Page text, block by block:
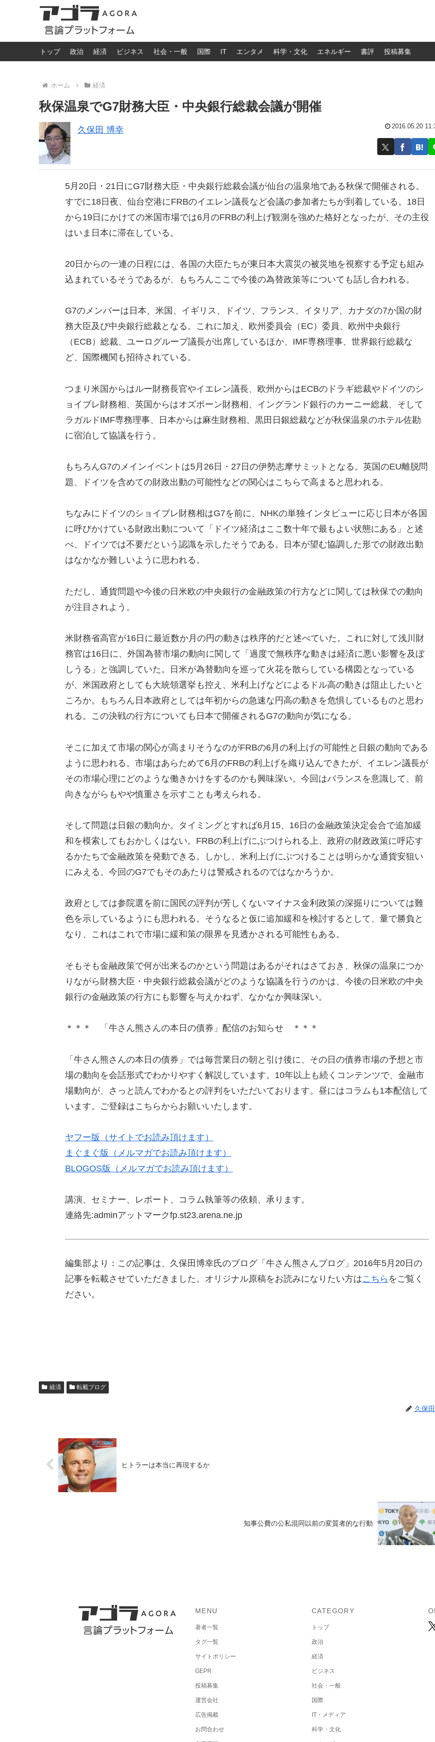
トップ 政治 経済 ビジネス 社会・一般 国際 IT エンタメ 科学・文化 エネルギー 書評 投稿募集
ホーム 経済
秋保温泉でG7財務大臣・中央銀行総裁会議が開催
久保田 博幸 2016.05.20
5月20日・21日にG7財務大臣・中央銀行総裁会議が仙台の温泉地である秋保で開催される。
すでに18日夜、仙台空港にFRBのイエレン議長など会議の参加者たちが到着している。18日
から19日にかけての米国市場では6月のFRBの利上げ観測を強めた格好となったが、その主役
はいま日本に滞在している。
20日からの一連の日程には、各国の大臣たちが東日本大震災の被災地を視察する予定も組み
込まれているそうであるが、もちろんここで今後の為替政策等についても話し合われる。
G7のメンバーは日本、米国、イギリス、ドイツ、フランス、イタリア、カナダの7か国の財
務大臣及び中央銀行総裁となる。これに加え、欧州委員会（EC）委員、欧州中央銀行
（ECB）総裁、ユーログループ議長が出席しているほか、IMF専務理事、世界銀行総裁な
ど、国際機関も招待されている。
つまり米国からはルー財務長官やイエレン議長、欧州からはECBのドラギ総裁やドイツのシ
ョイブレ財務相、英国からはオズボーン財務相、イングランド銀行のカーニー総裁、そして
ラガルドIMF専務理事、日本からは麻生財務相、黒田日銀総裁などが秋保温泉のホテル佐勘
に宿泊して協議を行う。
もちろんG7のメインイベントは5月26日・27日の伊勢志摩サミットとなる。英国のEU離脱問
題、ドイツを含めての財政出動の可能性などの関心はこちらで高まると思われる。
ちなみにドイツのショイブレ財務相はG7を前に、NHKの単独インタビューに応じ日本が各国
に呼びかけている財政出動について「ドイツ経済はここ数十年で最もよい状態にある」と述
べ、ドイツでは不要だという認識を示したそうである。日本が望む協調した形での財政出動
はなかなか難しいように思われる。
ただし、通貨問題や今後の日米欧の中央銀行の金融政策の行方などに関しては秋保での動向
が注目されよう。
米財務省高官が16日に最近数か月の円の動きは秩序的だと述べていた。これに対して浅川財
務官は16日に、外国為替市場の動向に関して「過度で無秩序な動きは経済に悪い影響を及ぼ
しうる」と強調していた。日米が為替動向を巡って火花を散らしている構図となっている
が、米国政府としても大統領選挙も控え、米利上げなどによるドル高の動きは阻止したいと
ころか。もちろん日本政府としては年初からの急速な円高の動きを危惧しているものと思わ
れる。この決戦の行方についても日本で開催されるG7の動向が気になる。
そこに加えて市場の関心が高まりそうなのがFRBの6月の利上げの可能性と日銀の動向である
ように思われる。市場はあらためて6月のFRBの利上げを織り込んできたが、イエレン議長が
その市場心理にどのような働きかけをするのかも興味深い。今回はバランスを意識して、前
向きながらもやや慎重さを示すことも考えられる。
そして問題は日銀の動向か。タイミングとすれば6月15、16日の金融政策決定会合で追加緩
和を模索してもおかしくはない。FRBの利上げにぶつけられる上、政府の財政政策に呼応す
るかたちで金融政策を発動できる。しかし、米利上げにぶつけることは明らかな通貨安狙い
にみえる。今回のG7でもそのあたりは警戒されるのではなかろうか。
政府としては参院選を前に国民の評判が芳しくないマイナス金利政策の深掘りについては難
色を示しているようにも思われる。そうなると仮に追加緩和を検討するとして、量で勝負と
なり、これはこれで市場に緩和策の限界を見透かされる可能性もある。
そもそも金融政策で何が出来るのかという問題はあるがそれはさておき、秋保の温泉につか
りながら財務大臣・中央銀行総裁会議がどのような協議を行うのかは、今後の日米欧の中央
銀行の金融政策の行方にも影響を与えかねず、なかなか興味深い。
＊＊＊ 「牛さん熊さんの本日の債券」配信のお知らせ ＊＊＊
「牛さん熊さんの本日の債券」では毎営業日の朝と引け後に、その日の債券市場の予想と市
場の動向を会話形式でわかりやすく解説しています。10年以上も続くコンテンツで、金融市
場動向が、さっと読んでわかるとの評判をいただいております。昼にはコラムも1本配信して
います。ご登録はこちらからお願いいたします。
ヤフー版（サイトでお読み頂けます）
まぐまぐ版（メルマガでお読み頂けます）
BLOGOS版（メルマガでお読み頂けます）
講演、セミナー、レポート、コラム執筆等の依頼、承ります。
連絡先:adminアットマークfp.st23.arena.ne.jp
編集部より：この記事は、久保田博幸氏のブログ「牛さん熊さんブログ」2016年5月20日の
記事を転載させていただきました。オリジナル原稿をお読みになりたい方はこちら をご覧く
ださい。
経済 転載ブログ
久保
ヒトラーは本当に再現するか
知事公費の公私混同以前の変質者的な行動
MENU
著者一覧
タグ一覧
サイトポリシー
GEPR
投稿募集
運営会社
広告掲載
お問合わせ
CATEGORY
トップ
政治
経済
ビジネス
社会・一般
国際
IT・メディア
科学・文化